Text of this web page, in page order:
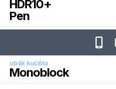
HDR10+
Pen
oblik kućišta
Monoblock